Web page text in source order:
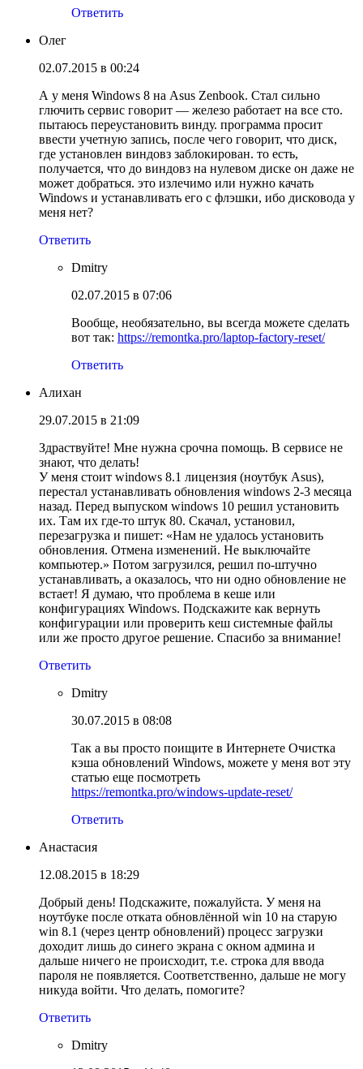
Ответить
Олег
02.07.2015 в 00:24
А у меня Windows 8 на Asus Zenbook. Стал сильно
глючить сервис говорит — железо работает на все сто.
пытаюсь переустановить винду. программа просит
ввести учетную запись, после чего говорит, что диск,
где установлен виндовз заблокирован. то есть,
получается, что до виндовз на нулевом диске он даже не
может добраться. это излечимо или нужно качать
Windows и устанавливать его с флэшки, ибо дисковода у
меня нет?
Ответить
Dmitry
02.07.2015 в 07:06
Вообще, необязательно, вы всегда можете сделать
вот так: https://remontka.pro/laptop-factory-reset/
Ответить
Алихан
29.07.2015 в 21:09
Здраствуйте! Мне нужна срочна помощь. В сервисе не
знают, что делать!
У меня стоит windows 8.1 лицензия (ноутбук Asus),
перестал устанавливать обновления windows 2-3 месяца
назад. Перед выпуском windows 10 решил установить
их. Там их где-то штук 80. Скачал, установил,
перезагрузка и пишет: «Нам не удалось установить
обновления. Отмена изменений. Не выключайте
компьютер.» Потом загрузился, решил по-штучно
устанавливать, а оказалось, что ни одно обновление не
встает! Я думаю, что проблема в кеше или
конфигурациях Windows. Подскажите как вернуть
конфигурации или проверить кеш системные файлы
или же просто другое решение. Спасибо за внимание!
Ответить
Dmitry
30.07.2015 в 08:08
Так а вы просто поищите в Интернете Очистка
кэша обновлений Windows, можете у меня вот эту
статью еще посмотреть
https://remontka.pro/windows-update-reset/
Ответить
Анастасия
12.08.2015 в 18:29
Добрый день! Подскажите, пожалуйста. У меня на
ноутбуке после отката обновлённой win 10 на старую
win 8.1 (через центр обновлений) процесс загрузки
доходит лишь до синего экрана с окном админа и
дальше ничего не происходит, т.е. строка для ввода
пароля не появляется. Соответственно, дальше не могу
никуда войти. Что делать, помогите?
Ответить
Dmitry